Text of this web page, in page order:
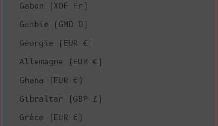
Gabon (XOF Fr)
Gambie (GMD D)
Géorgie (EUR €)
Allemagne (EUR €)
Ghana (EUR €)
Gibraltar (GBP £)
Grèce (EUR €)